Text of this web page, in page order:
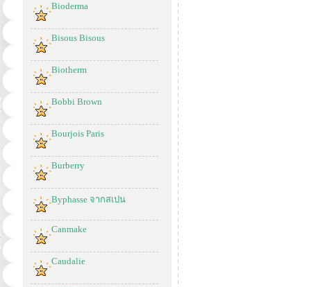
Bioderma
Bisous Bisous
Biotherm
Bobbi Brown
Bourjois Paris
Burberry
Byphasse จากสเปน
Canmake
Caudalie